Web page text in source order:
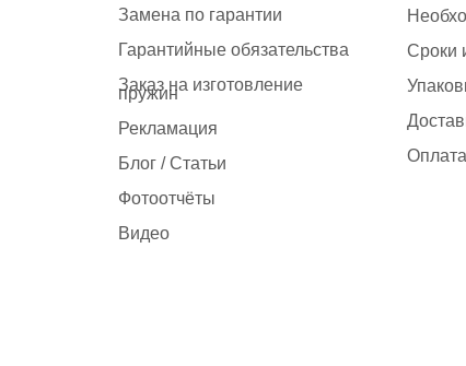
Замена по гарантии
Гарантийные обязательства
Заказ на изготовление
пружин
Рекламация
Блог / Статьи
Фотоотчёты
Видео
Сроки
Оплата